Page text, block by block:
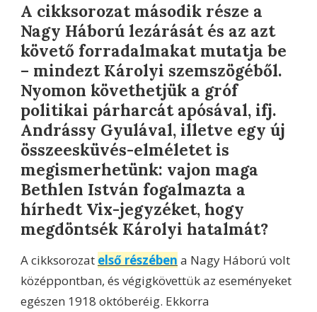
A cikksorozat második része a
Nagy Háború lezárását és az azt
követő forradalmakat mutatja be
– mindezt Károlyi szemszögéből.
Nyomon követhetjük a gróf
politikai párharcát apósával, ifj.
Andrássy Gyulával, illetve egy új
összeesküvés-elméletet is
megismerhetünk: vajon maga
Bethlen István fogalmazta a
hírhedt Vix-jegyzéket, hogy
megdöntsék Károlyi hatalmát?
A cikksorozat első részében a Nagy Háború volt
középpontban, és végigkövettük az eseményeket
egészen 1918 októberéig. Ekkorra